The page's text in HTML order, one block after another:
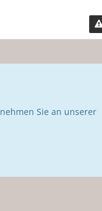
Sie an unserer